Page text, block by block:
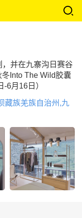
并在九寨沟日赛谷
Into The Wild胶囊
6月16日）
藏族羌族自治州,九